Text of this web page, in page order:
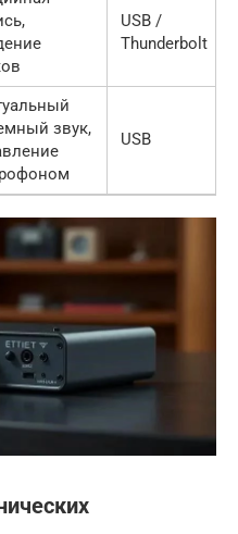
USB /
Thunderbolt
звук,
USB